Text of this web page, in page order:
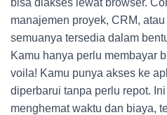
bisa diakses lewat browser.
manajemen proyek, CRM,
semuanya tersedia dalam
Kamu hanya perlu membayar
voila! Kamu punya akses ke
diperbarui tanpa perlu repot.
menghemat waktu dan biaya,